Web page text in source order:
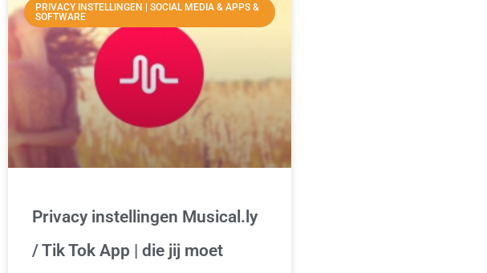
PRIVACY INSTELLINGEN | SOCIAL MEDIA & APPS &
SOFTWARE
Privacy instellingen Musical.ly
/ Tik Tok App | die jij moet